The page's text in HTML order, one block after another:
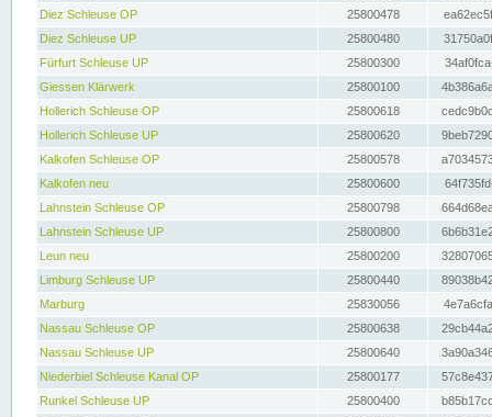
Diez Schleuse OP
25800478
Diez Schleuse UP
25800480
Fürfurt Schleuse UP
25800300
Giessen Klärwerk
25800100
Hollerich Schleuse OP
25800618
Hollerich Schleuse UP
25800620
Kalkofen Schleuse OP
25800578
Kalkofen neu
25800600
Lahnstein Schleuse OP
25800798
Lahnstein Schleuse UP
25800800
Leun neu
25800200
Limburg Schleuse UP
25800440
Marburg
25830056
Nassau Schleuse OP
25800638
Nassau Schleuse UP
25800640
Niederbiel Schleuse Kanal OP
25800177
Runkel Schleuse UP
25800400